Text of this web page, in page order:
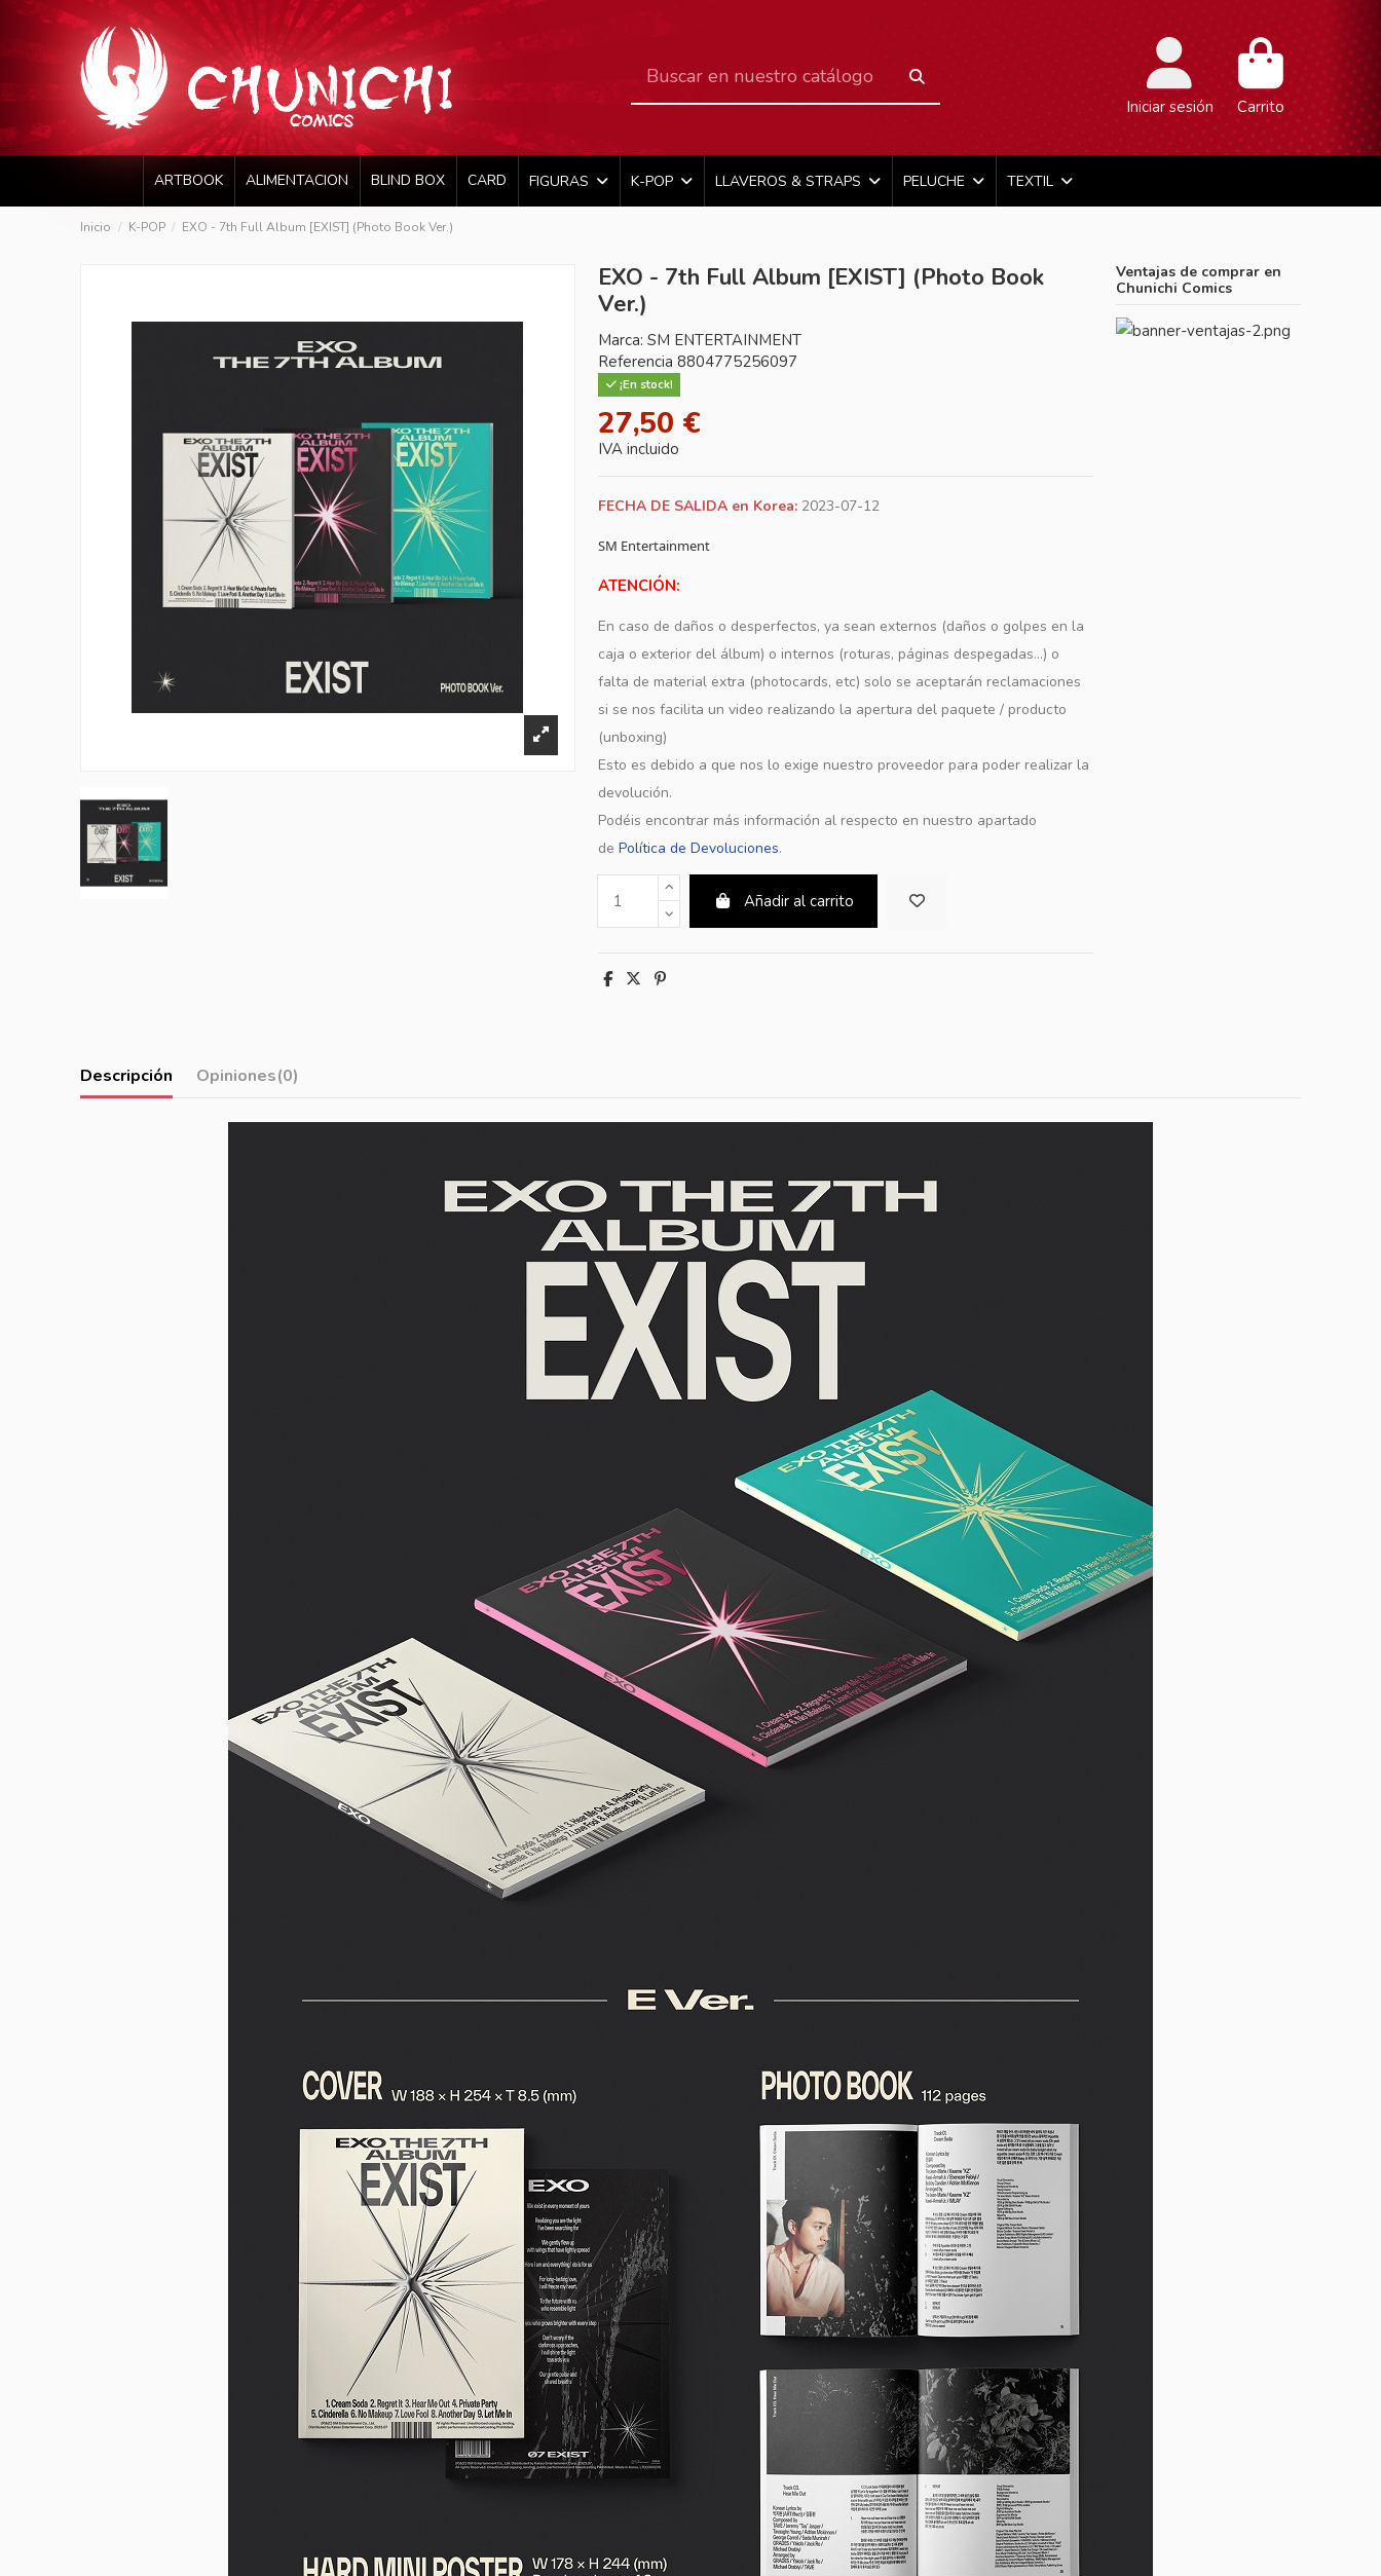
Iniciar sesión Carrito
ARTBOOK ALIMENTACION BLIND BOX CARD FIGURAS K-POP LLAVEROS & STRAPS PELUCHE TEXTIL
Inicio K-POP EXO - 7th Full Album [EXIST] (Photo Book Ver.)
EXO - 7th Full Album [EXIST] (Photo Book
Ver.)
Marca: SM ENTERTAINMENT
Referencia 8804775256097
¡En stock!
27,50 €
IVA incluido
FECHA DE SALIDA en Korea: 2023-07-12
SM Entertainment
ATENCIÓN:
En caso de daños o desperfectos, ya sean externos (daños o golpes en la
caja o exterior del álbum) o internos (roturas, páginas despegadas...) o
falta de material extra (photocards, etc) solo se aceptarán reclamaciones
si se nos facilita un video realizando la apertura del paquete / producto
(unboxing)
Esto es debido a que nos lo exige nuestro proveedor para poder realizar la
devolución.
Podéis encontrar más información al respecto en nuestro apartado
de Política de Devoluciones.
Añadir al carrito
Ventajas de comprar en
Chunichi Comics
Descripción Opiniones(0)